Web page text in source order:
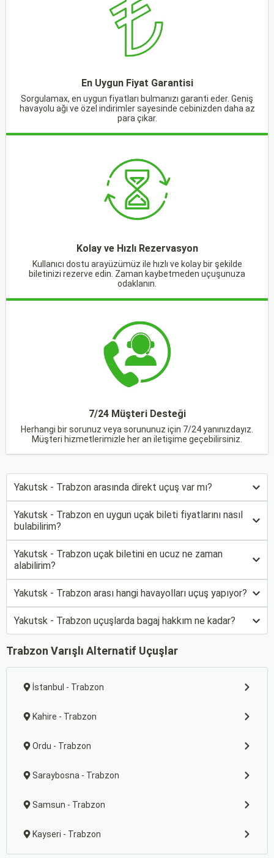
En Uygun Fiyat Garantisi
Sorgulamax, en uygun fiyatları bulmanızı garanti eder. Geniş
havayolu ağı ve özel indirimler sayesinde cebinizden daha az
para çıkar.
Kolay ve Hızlı Rezervasyon
Kullanıcı dostu arayüzümüz ile hızlı ve kolay bir şekilde
biletinizi rezerve edin. Zaman kaybetmeden uçuşunuza
odaklanın.
7/24 Müşteri Desteği
Herhangi bir sorunuz veya sorununuz için 7/24 yanınızdayız.
Müşteri hizmetlerimizle her an iletişime geçebilirsiniz.
Yakutsk - Trabzon arasında direkt uçuş var mı?
Yakutsk - Trabzon en uygun uçak bileti fiyatlarını nasıl
bulabilirim?
Yakutsk - Trabzon uçak biletini en ucuz ne zaman
alabilirim?
Yakutsk - Trabzon arası hangi havayolları uçuş yapıyor?
Yakutsk - Trabzon uçuşlarda bagaj hakkım ne kadar?
Trabzon Varışlı Alternatif Uçuşlar
İstanbul - Trabzon
Kahire - Trabzon
Ordu - Trabzon
Saraybosna - Trabzon
Samsun - Trabzon
Kayseri - Trabzon